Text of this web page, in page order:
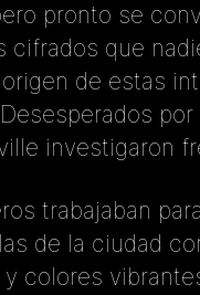
pronto se
cifrados que
de estas
investigaron
trabajaban
de la ciudad
colores